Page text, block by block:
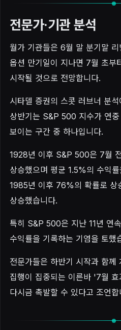
전문가·기관 분석
월가 기관들은 6월 말 분기말
옵션 만기일이 지나면 7월 초부
시작될 것으로 전망합니다.
시타델 증권의 스콧 러브너 분
상반기는 S&P 500 지수가 연
보이는 구간 중 하나입니다.
1928년 이후 S&P 500은 7월
상승했으며 평균 1.5%의 수익
1985년 이후 76%의 확률로 상
상승했습니다.
특히 S&P 500은 지난 11년 연
수익률을 기록하는 기염을 토했
전문가들은 하반기 시작과 함께
집행이 집중되는 이른바 '7월
다시금 촉발할 수 있다고 조언합